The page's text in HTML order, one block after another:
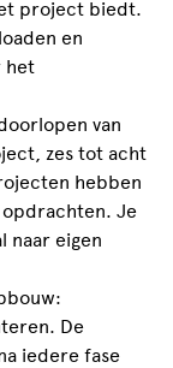
project biedt.
en
het
van
zes tot acht
hebben
Je
naar eigen
De
iedere fase